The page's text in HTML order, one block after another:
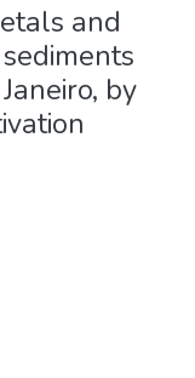
and
by